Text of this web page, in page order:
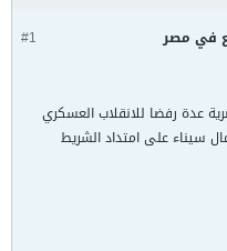
#1 في مصر
عدة رفضا للانقلاب العسكري
سيناء على امتداد الشريط